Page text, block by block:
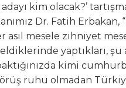
kim olacak?’
Dr. Fatih Erbakan,
mesele zihniyet
yaptıkları, şu
kimi
ruhu olmadan